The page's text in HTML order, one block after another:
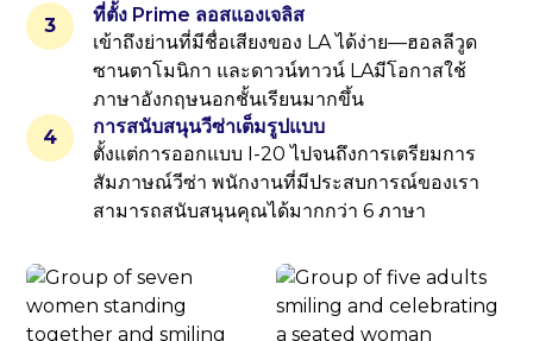
3
ที่ตั้ง Prime ลอสแองเจลิส
เข้าถึงย่านที่มีชื่อเสียงของ LA ได้ง่าย—ฮอลลีวูด
ซานตาโมนิกา และดาวน์ทาวน์ LAมีโอกาสใช้
ภาษาอังกฤษนอกชั้นเรียนมากขึ้น
4
การสนับสนุนวีซ่าเต็มรูปแบบ
ตั้งแต่การออกแบบ I-20 ไปจนถึงการเตรียมการ
สัมภาษณ์วีซ่า พนักงานที่มีประสบการณ์ของเรา
สามารถสนับสนุนคุณได้มากกว่า 6 ภาษา